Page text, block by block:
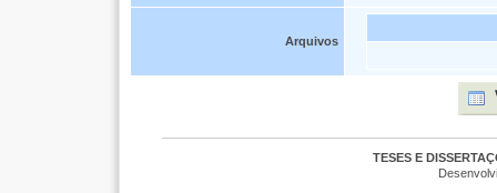
Arquivos
TESES E